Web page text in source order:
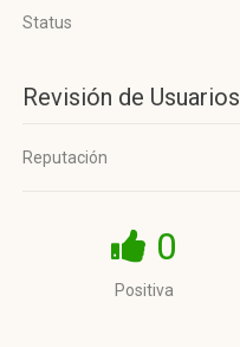
Status
Revisión de Usuarios
Reputación
0
Positiva